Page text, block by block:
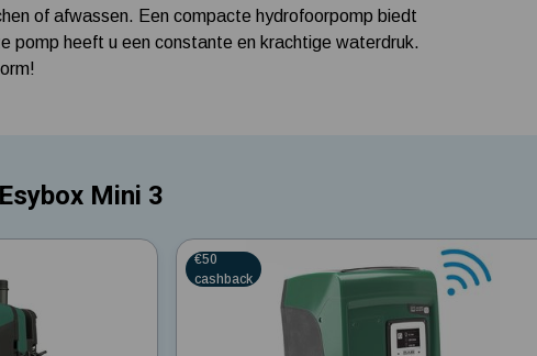
of afwassen. Een compacte hydrofoorpomp biedt
pomp heeft u een constante en krachtige waterdruk.
Mini 3
0 Ster
€50
cashback